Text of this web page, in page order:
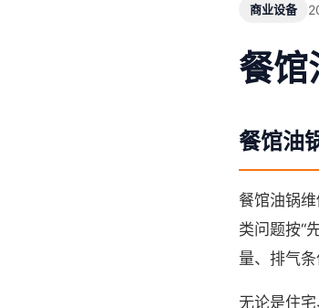
商业设备
餐馆
餐馆油
餐馆油锅
类问题按“
量、排气条
无论是住